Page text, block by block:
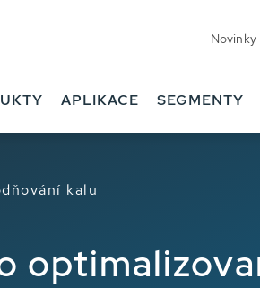
Novinky
APLIKACE SEGMENTY
kalu